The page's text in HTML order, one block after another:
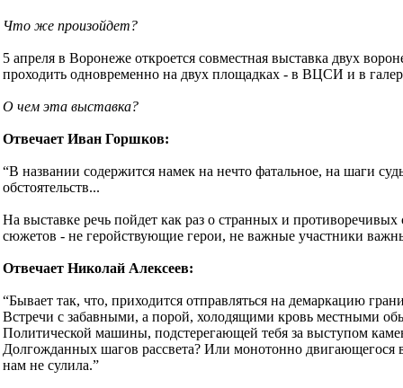
Что же произойдет?
5 апреля в Воронеже откроется совместная выставка двух
проходить одновременно на двух площадках - в ВЦСИ и в
О чем эта выставка?
Отвечает Иван Горшков:
“В названии содержится намек на нечто фатальное, на шаги
обстоятельств...
На выставке речь пойдет как раз о странных и
сюжетов - не геройствующие герои, не важные участники
Отвечает Николай Алексеев:
“Бывает так, что, приходится отправляться на демаркацию
Встречи с забавными, а порой, холодящими кровь местными
Политической машины, подстерегающей тебя за выступом
Долгожданных шагов рассвета? Или монотонно двигающегося
нам не сулила.”